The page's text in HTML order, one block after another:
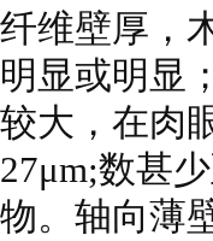
纤维壁厚，
明显或明显
较大，在肉
27μm;数甚
物。轴向薄